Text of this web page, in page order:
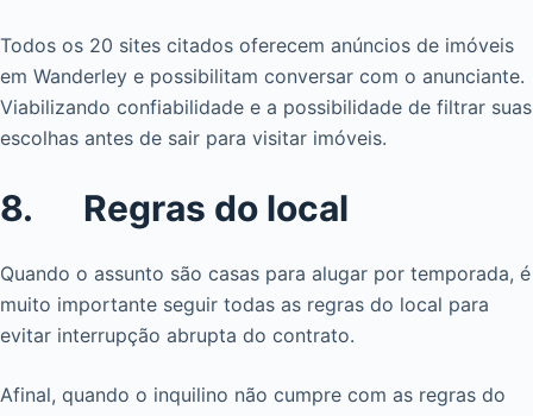
Todos os 20 sites citados oferecem anúncios de imóveis
em Wanderley e possibilitam conversar com o anunciante.
Viabilizando confiabilidade e a possibilidade de filtrar suas
escolhas antes de sair para visitar imóveis.
8. Regras do local
Quando o assunto são casas para alugar por temporada, é
muito importante seguir todas as regras do local para
evitar interrupção abrupta do contrato.
Afinal, quando o inquilino não cumpre com as regras do